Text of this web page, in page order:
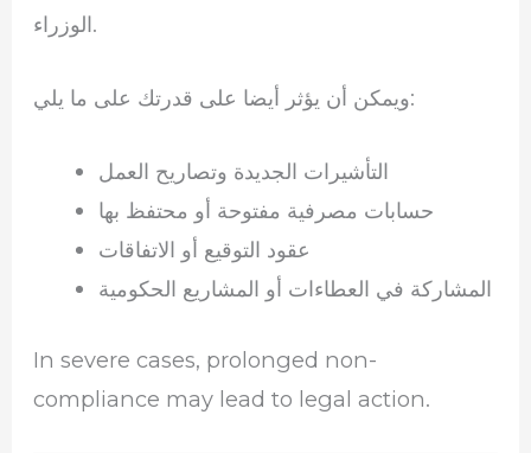
الوزراء.
ويمكن أن يؤثر أيضا على قدرتك على ما يلي:
التأشيرات الجديدة وتصاريح العمل
حسابات مصرفية مفتوحة أو محتفظ بها
عقود التوقيع أو الاتفاقات
المشاركة في العطاءات أو المشاريع الحكومية
In severe cases, prolonged non-
compliance may lead to legal action.